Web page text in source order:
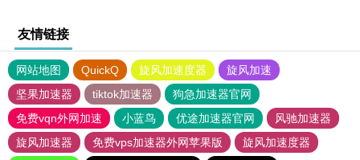
友情链接
网站地图 QuickQ 旋风加速度器
旋风加速
坚果加速器
tiktok加速器
狗急加速器官网
免费vqn外网加速
小蓝鸟 优途加速器官网
风驰加速器
旋风加速器
免费vps加速器外网苹果版 旋风加速度器